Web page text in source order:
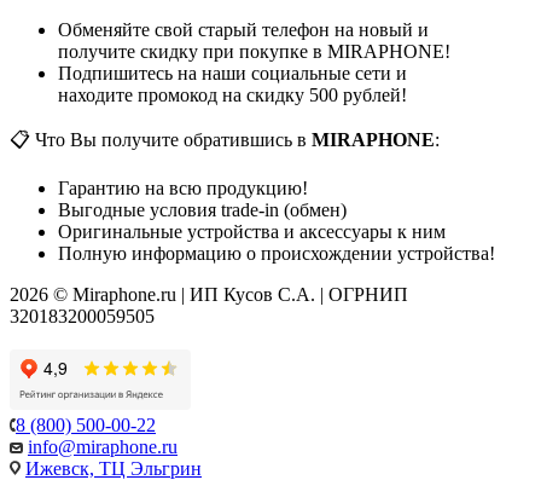
Обменяйте свой старый телефон на новый и
получите скидку при покупке в MIRAPHONE!
Подпишитесь на наши социальные сети и
находите промокод на скидку 500 рублей!
📋 Что Вы получите обратившись в MIRAPHONE:
Гарантию на всю продукцию!
Выгодные условия trade-in (обмен)
Оригинальные устройства и аксессуары к ним
Полную информацию о происхождении устройства!
2026 © Miraphone.ru | ИП Кусов С.А. | ОГРНИП
320183200059505
8 (800) 500-00-22
info@miraphone.ru
Ижевск, ТЦ Эльгрин